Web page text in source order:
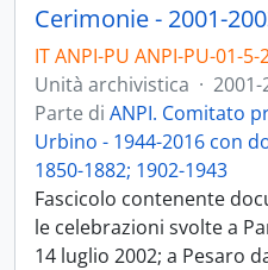
Cerimonie - 2001-
IT ANPI-PU ANPI-PU-01-
Unità archivistica · 2001-
Parte di ANPI. Comitato
Urbino - 1944-2016 con
1850-1882; 1902-1943
Fascicolo contenente
le celebrazioni svolte a
14 luglio 2002; a Pesaro